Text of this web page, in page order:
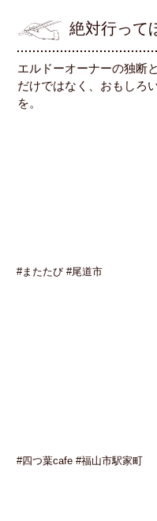
絶対行って
エルドーオーナーの独断
だけではなく、おもしろ
を。
#またたび #尾道市
#四つ葉cafe #福山市駅家町